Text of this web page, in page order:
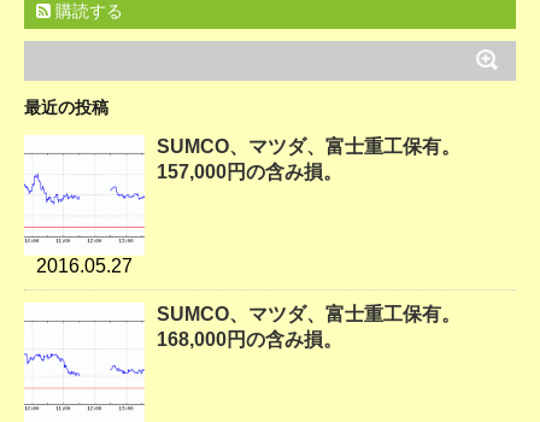
購読する
最近の投稿
2016.05.27
SUMCO、マツダ、富士重工保有。
157,000円の含み損。
SUMCO、マツダ、富士重工保有。
168,000円の含み損。